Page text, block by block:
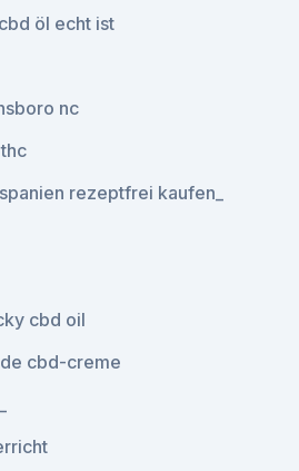
öl echt ist
nc
rezeptfrei kaufen_
cbd oil
cbd-creme